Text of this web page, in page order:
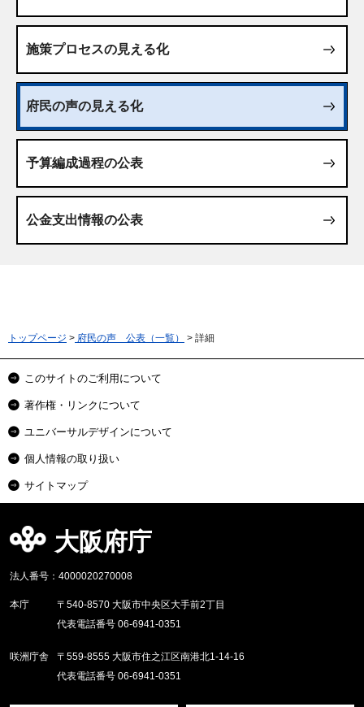
施策プロセスの見える化
府民の声の見える化
予算編成過程の公表
公金支出情報の公表
トップページ > 府民の声 公表（一覧） > 詳細
このサイトのご利用について
著作権・リンクについて
ユニバーサルデザインについて
個人情報の取り扱い
サイトマップ
大阪府庁
法人番号：4000020270008
本庁
〒540-8570 大阪市中央区大手前2丁目
代表電話番号 06-6941-0351
咲洲庁舎
〒559-8555 大阪市住之江区南港北1-14-16
代表電話番号 06-6941-0351